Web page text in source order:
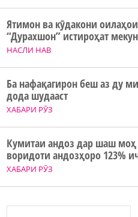
НАСЛИ НАВ
Ятимон ва кӯдакони
“Дурахшон” истироҳат
ХАБАРИ РӮЗ
Ба нафақагирон беш аз ду
дода шудааст
ХАБАРИ РӮЗ
Кумитаи андоз дар шаш
воридоти андозҳоро 123%